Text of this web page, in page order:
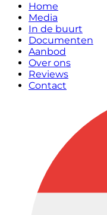
Home
Media
In de buurt
Documenten
Aanbod
Over ons
Reviews
Contact